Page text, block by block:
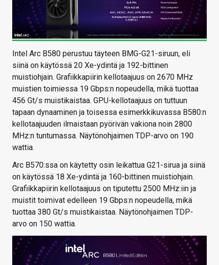
Intel Arc B580 perustuu täyteen BMG-G21-siruun, eli
siinä on käytössä 20 Xe-ydintä ja 192-bittinen
muistiohjain. Grafiikkapiirin kellotaajuus on 2670 MHz
muistien toimiessa 19 Gbps:n nopeudella, mikä tuottaa
456 Gt/s muistikaistaa. GPU-kellotaajuus on tuttuun
tapaan dynaaminen ja toisessa esimerkkikuvassa B580:n
kellotaajuuden ilmaistaan pyörivän vakiona noin 2800
MHz:n tuntumassa. Näytönohjaimen TDP-arvo on 190
wattia.
Arc B570:ssa on käytetty osin leikattua G21-sirua ja siinä
on käytössä 18 Xe-ydintä ja 160-bittinen muistiohjain.
Grafiikkapiirin kellotaajuus on tiputettu 2500 MHz:iin ja
muistit toimivat edelleen 19 Gbps:n nopeudella, mikä
tuottaa 380 Gt/s muistikaistaa. Näytönohjaimen TDP-
arvo on 150 wattia.